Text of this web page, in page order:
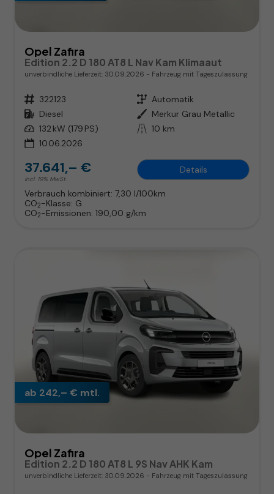
Opel Zafira
Edition 2.2 D 180 AT8 L Nav Kam Klimaaut
unverbindliche Lieferzeit: 30.09.2026 Fahrzeug mit Tageszulassung
Fahrzeugnr. 322123 Getriebe Automatik
Kraftstoff Diesel Außenfarbe Merkur Grau Metallic
Leistung 132 kW (179 PS) Kilometerstand 10 km
10.06.2026
37.641,– €
incl. 19% MwSt.
Details
Verbrauch kombiniert: 7,30 l/100km
CO2-Klasse: G
CO2-Emissionen: 190,00 g/km
ab 242,– € mtl.
Opel Zafira
Edition 2.2 D 180 AT8 L 9S Nav AHK Kam
unverbindliche Lieferzeit: 30.09.2026 Fahrzeug mit Tageszulassung